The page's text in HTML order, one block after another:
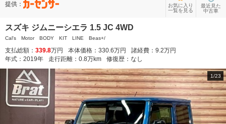
提供：
お気に入り
一覧を見る
最近見た
中古車
スズキ ジムニーシエラ 1.5 JC 4WD
Cal's Motor BODY KIT LINE Beas+/
支払総額： 339.8万円 本体価格： 330.6万円 諸経費： 9.2万円
年式： 2019年 走行距離： 0.8万km 修復歴： なし
1/23